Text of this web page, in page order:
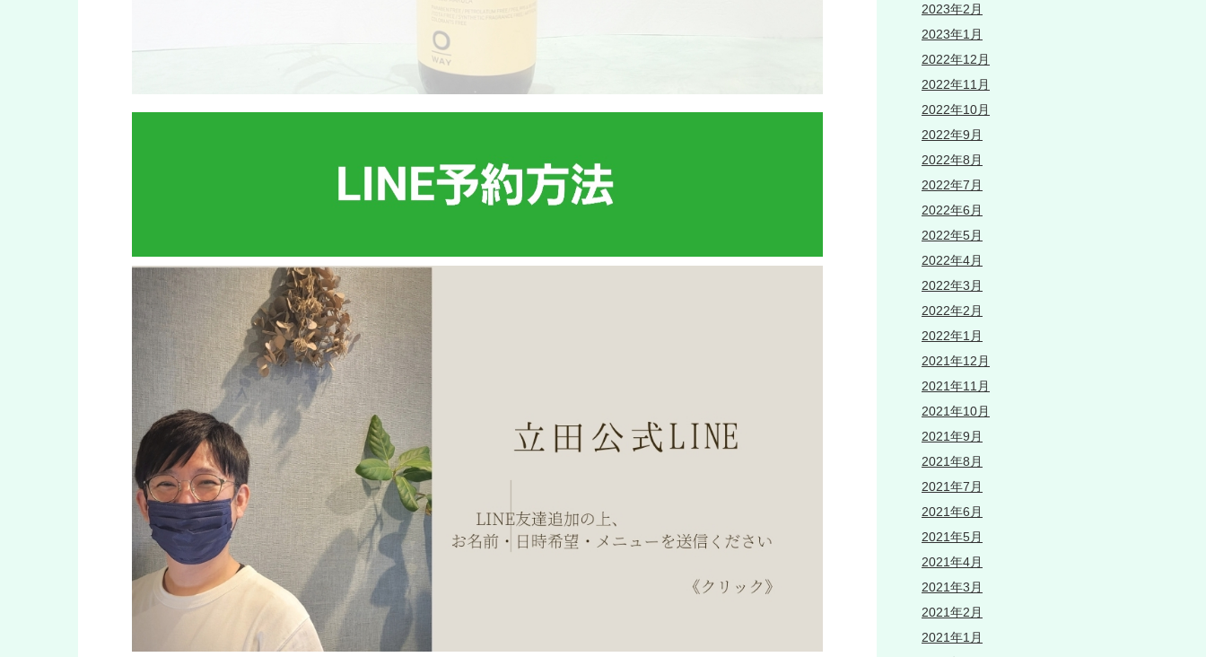
2023年2月
2023年1月
2022年12月
2022年11月
2022年10月
2022年9月
2022年8月
2022年7月
2022年6月
2022年5月
2022年4月
2022年3月
2022年2月
2022年1月
2021年12月
2021年11月
2021年10月
2021年9月
2021年8月
2021年7月
2021年6月
2021年5月
2021年4月
2021年3月
2021年2月
2021年1月